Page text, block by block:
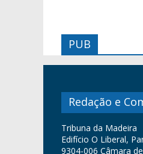
PUB
Redação e
Tribuna da Madeira
Edifício O Liberal,
9304-006 Câmara